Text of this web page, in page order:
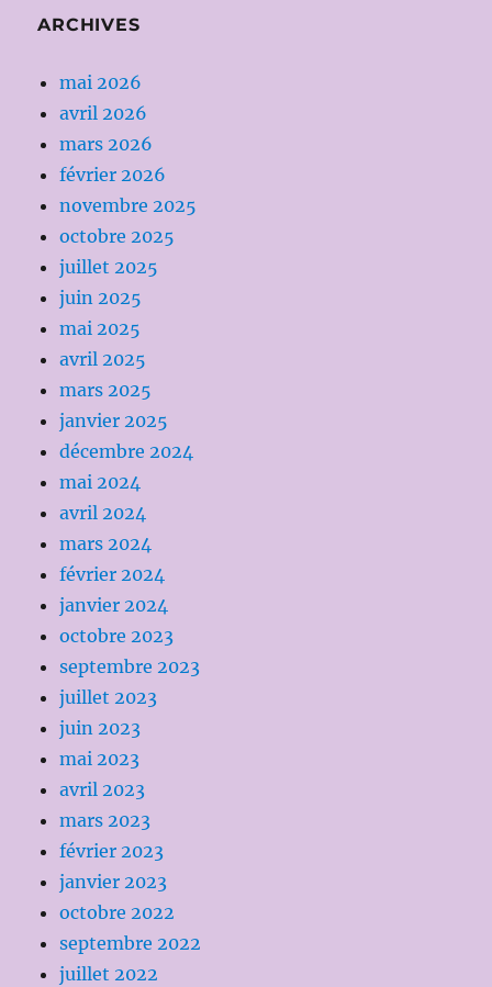
ARCHIVES
mai 2026
avril 2026
mars 2026
février 2026
novembre 2025
octobre 2025
juillet 2025
juin 2025
mai 2025
avril 2025
mars 2025
janvier 2025
décembre 2024
mai 2024
avril 2024
mars 2024
février 2024
janvier 2024
octobre 2023
septembre 2023
juillet 2023
juin 2023
mai 2023
avril 2023
mars 2023
février 2023
janvier 2023
octobre 2022
septembre 2022
juillet 2022